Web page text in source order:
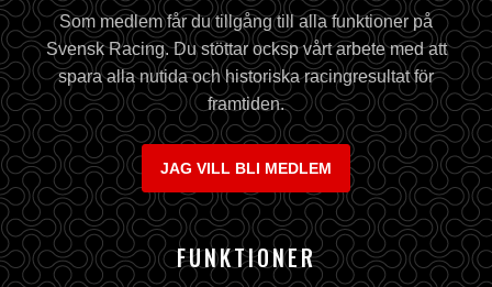
Som medlem får du tillgång till alla funktioner på
Svensk Racing. Du stöttar ocksp vårt arbete med att
spara alla nutida och historiska racingresultat för
framtiden.
JAG VILL BLI MEDLEM
FUNKTIONER